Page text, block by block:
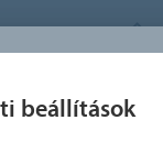
TERMÉKEK
beállítások